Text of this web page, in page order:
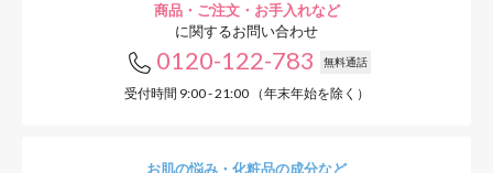
商品・ご注文・お手入れなど
に関するお問い合わせ
0120-122-783 無料通話
受付時間 9:00 - 21:00 （年末年始を除く）
お肌の悩み・化粧品の成分など